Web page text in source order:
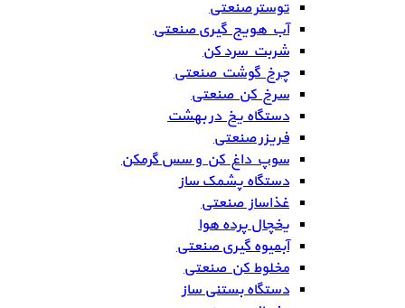
توستر صنعتی
آب هویج گیری صنعتی
شربت سرد کن
چرخ گوشت صنعتی
سرخ کن صنعتی
دستگاه یخ در بهشت
فریزر صنعتی
سوپ داغ کن و سس گرمکن
دستگاه پشمک ساز
غذاساز صنعتی
یخچال پرده هوا
آبمیوه گیری صنعتی
مخلوط کن صنعتی
دستگاه بستنی ساز